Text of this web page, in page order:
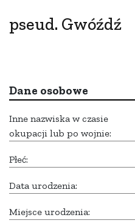
pseud. Gwóźdź
Dane osobowe
Inne nazwiska w czasie
okupacji lub po wojnie:
Płeć:
Data urodzenia:
Miejsce urodzenia: